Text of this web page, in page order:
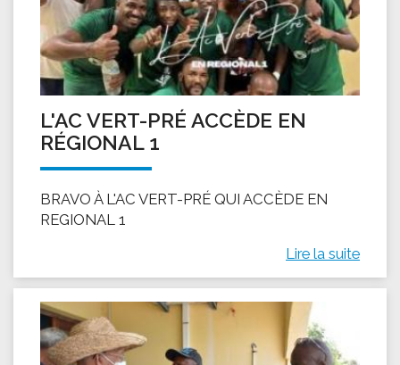
L'AC VERT-PRÉ ACCÈDE EN
RÉGIONAL 1
BRAVO À L'AC VERT-PRÉ QUI ACCÈDE EN
REGIONAL 1
Lire la suite